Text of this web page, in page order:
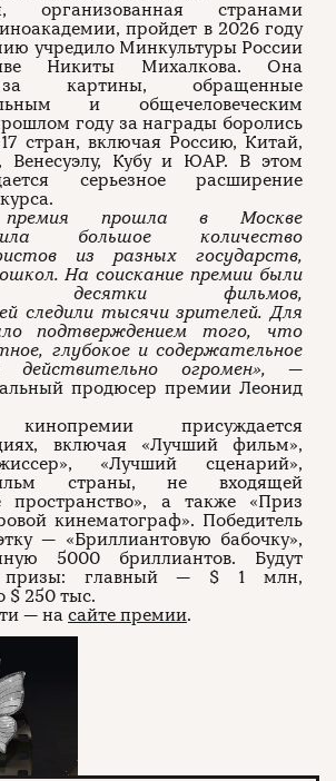
организованная странами
пройдет в 2026 году
учредило Минкультуры России
Никиты Михалкова. Она
за картины, обращенные
и общечеловеческим
году за награды боролись
стран, включая Россию, Китай,
Венесуэлу, Кубу и ЮАР. В этом
серьезное расширение
премия прошла в Москве
большое количество
из разных государств,
На соискание премии были
десятки фильмов,
следили тысячи зрителей. Для
подтверждением того, что
глубокое и содержательное
действительно огромен», —
продюсер премии Леонид
присуждается
включая «Лучший фильм»,
«Лучший сценарий»,
страны, не входящей
пространство», а также «Приз
кинематограф». Победитель
— «Бриллиантовую бабочку»,
5000 бриллиантов. Будут
призы: главный — $ 1 млн,
$ 250 тыс.
— насайте премии.